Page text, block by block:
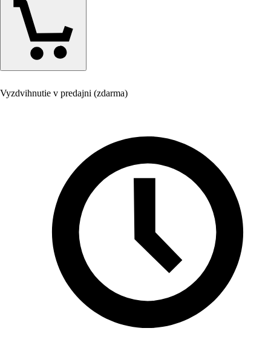
Vyzdvihnutie v predajni (zdarma)